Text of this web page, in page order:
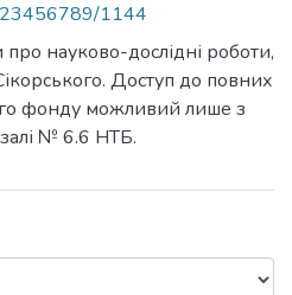
1144
науково-дослідні роботи,
Доступ до повних
фонду можливий лише з
№ 6.6 НТБ.